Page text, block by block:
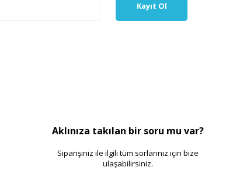
Kayıt Ol
Aklınıza takılan bir soru mu var?
Siparişiniz ile ilgili tüm sorlarınız için bize
ulaşabilirsiniz.